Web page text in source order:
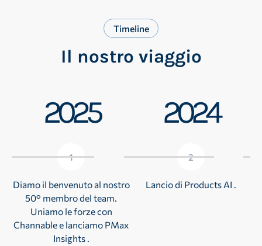
Timeline
Il nostro viaggio
2025
1
Diamo il benvenuto al nostro
50° membro del team.
Uniamo le forze con
Channable e lanciamo PMax
Insights .
2024
2
Lancio di Products AI .